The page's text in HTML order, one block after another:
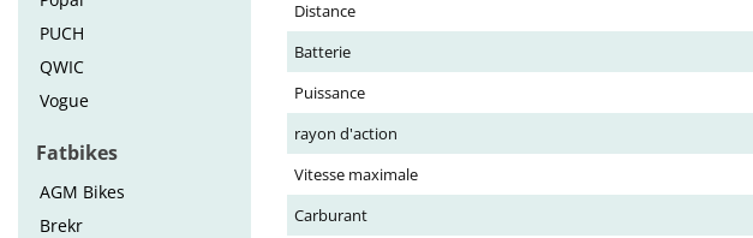
PUCH
QWIC
Vogue
Fatbikes
AGM Bikes
Brekr
Distance
Batterie
Puissance
rayon d'action
Vitesse maximale
Carburant